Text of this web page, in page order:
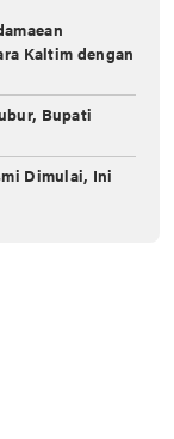
Kaltim dengan
Bupati
Dimulai, Ini